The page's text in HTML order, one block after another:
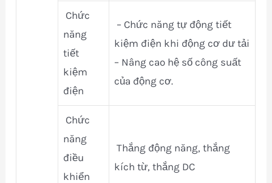
Chức
năng
tiết
kiệm
điện
– Chức năng tự động tiết
kiệm điện khi động cơ dư tải
– Nâng cao hệ số công suất
của động cơ.
Chức
năng
điều
khiển
Thắng động năng, thắng
kích từ, thắng DC